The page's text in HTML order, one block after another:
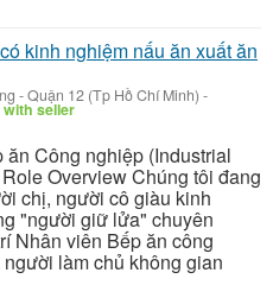
kinh nghiệm nấu ăn xuất ăn
-Quận 12 (Tp Hồ Chí Minh) -
seller
ăn Công nghiệp (Industrial
Overview Chúng tôi đang
chị, người cô giàu kinh
"người giữ lửa" chuyên
Nhân viên Bếp ăn công
làm chủ không gian